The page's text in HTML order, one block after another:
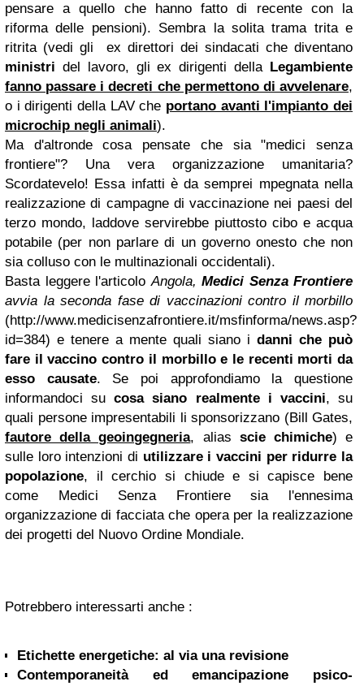
pensare a quello che hanno fatto di recente con la
riforma delle pensioni). Sembra la solita trama trita e
ritrita (vedi gli ex direttori dei sindacati che diventano
ministri del lavoro, gli ex dirigenti della Legambiente
fanno passare i decreti che permettono di avvelenare,
o i dirigenti della LAV che portano avanti l'impianto dei
microchip negli animali).
Ma d'altronde cosa pensate che sia "medici senza
frontiere"? Una vera organizzazione umanitaria?
Scordatevelo! Essa infatti è da semprei mpegnata nella
realizzazione di campagne di vaccinazione nei paesi del
terzo mondo, laddove servirebbe piuttosto cibo e acqua
potabile (per non parlare di un governo onesto che non
sia colluso con le multinazionali occidentali).
Basta leggere l'articoloAngola, Medici Senza Frontiere
avvia la seconda fase di vaccinazioni contro il morbillo
(http://www.medicisenzafrontiere.it/msfinforma/news.asp?
id=384) e tenere a mente quali siano i danni che può
fare il vaccino contro il morbilloe le recenti morti da
esso causate. Se poi approfondiamo la questione
informandoci sucosa siano realmente i vaccini, su
quali persone impresentabili li sponsorizzano (Bill Gates,
fautore della geoingegneria, alias scie chimiche) e
sulle loro intenzioni di utilizzare i vaccini per ridurre la
popolazione, il cerchio si chiude e si capisce bene
come Medici Senza Frontiere sia l'ennesima
organizzazione di facciata che opera per la realizzazione
dei progetti del Nuovo Ordine Mondiale.
Potrebbero interessarti anche :
Etichette energetiche: al via una revisione
Contemporaneità ed emancipazione psico-